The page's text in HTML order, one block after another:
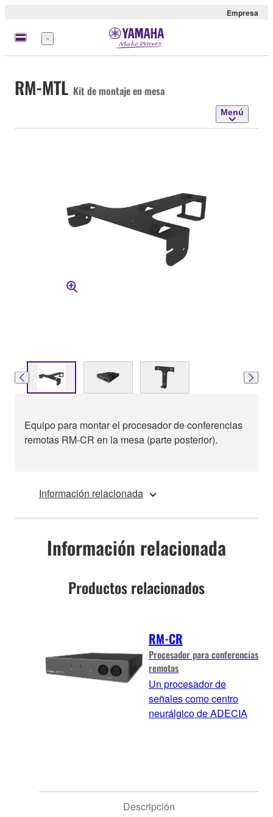
Empresa
Menú
RM-MTL Kit de montaje en mesa
Menú
Equipo para montar el procesador de conferencias
remotas RM-CR en la mesa (parte posterior).
Información relacionada
Información relacionada
Productos relacionados
RM-CR
Procesador para conferencias
remotas
Un procesador de
señales como centro
neurálgico de ADECIA
Descripción